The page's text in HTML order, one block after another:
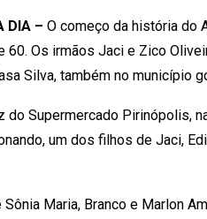
DIA – O começo da história do
60. Os irmãos Jaci e Zico
Silva, também no município
do Supermercado Pirinópolis,
um dos filhos de Jaci,
Maria, Branco e Marlon